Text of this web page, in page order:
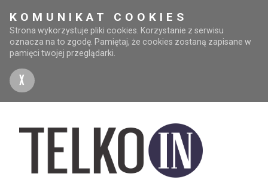
KOMUNIKAT COOKIES
Strona wykorzystuje pliki cookies. Korzystanie z serwisu
oznacza na to zgodę. Pamiętaj, że cookies zostaną zapisane w
pamięci twojej przeglądarki.
X